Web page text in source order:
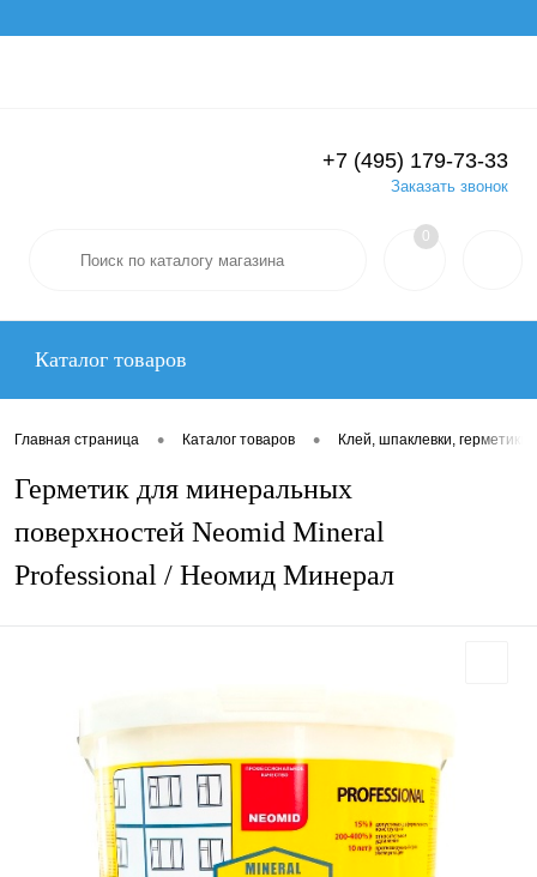
+7 (495) 179-73-33
Заказать звонок
0
Каталог товаров
Главная страница • Каталог товаров • Клей, шпаклевки, герметики
Герметик для минеральных
поверхностей Neomid Mineral
Professional / Неомид Минерал